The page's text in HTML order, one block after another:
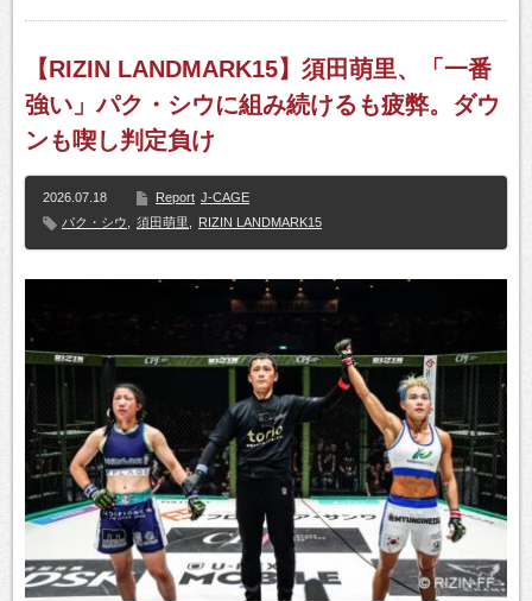
【RIZIN LANDMARK15】須田萌里、「一番
強い」パク・シウに組み続けるも疲弊。ダウ
ンも喫し判定負け
2026.07.18 Report J-CAGE
パク・シウ
須田萌里 RIZIN LANDMARK15